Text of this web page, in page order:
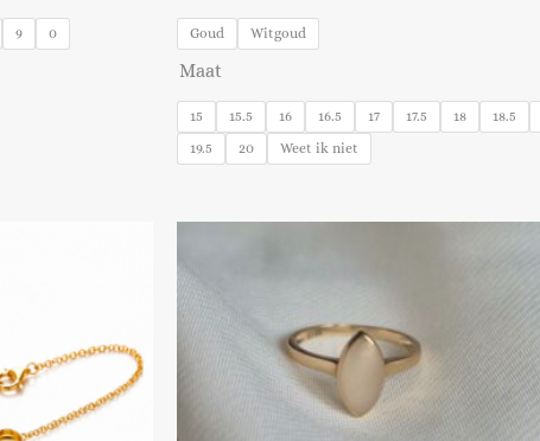
9 0 Goud Witgoud
Maat
15 15.5 16 16.5 17 17.5 18 18.5
19.5
20 Weet ik niet